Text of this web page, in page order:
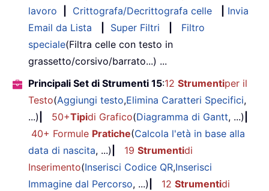
lavoro
Crittografa/Decrittografa celle
Invia
Email da Lista
Super Filtri
Filtro
speciale(Filtra celle con testo in
grassetto/corsivo/barrato...) ...
Principali Set di Strumenti 15:12 Strumentiper il
Testo(Aggiungi testo,Elimina Caratteri Specifici,
...)
50+Tipidi Grafico(Diagramma di Gantt, ...)
40+ Formule Pratiche(Calcola l'età in base alla
data di nascita, ...) 19 Strumentidi
Inserimento(Inserisci Codice QR,Inserisci
Immagine dal Percorso, ...) 12 Strumentidi